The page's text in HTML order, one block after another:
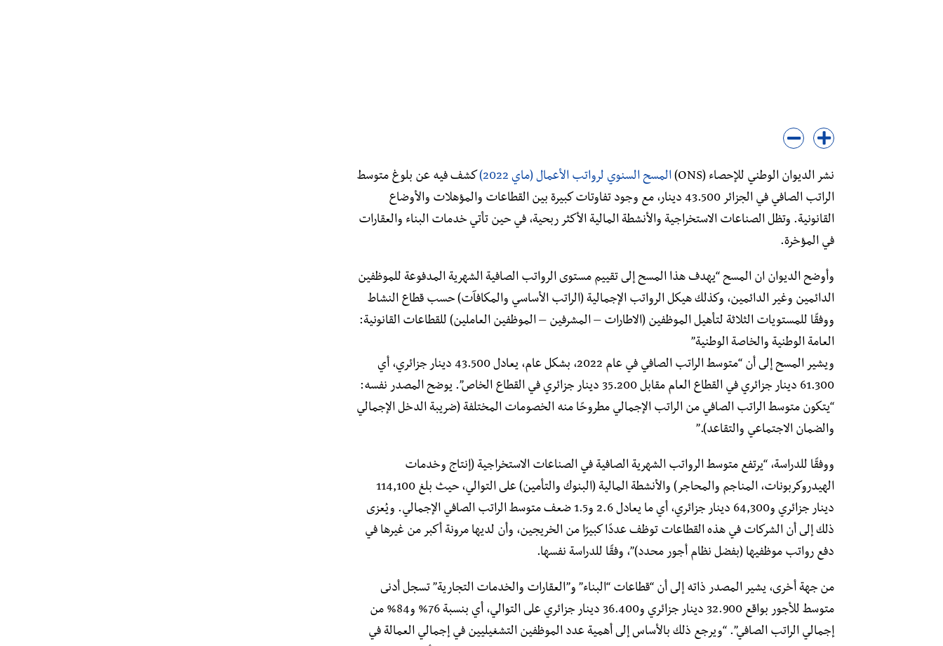
نشر الديوان الوطني للإحصاء (ONS) المسح السنوي لرواتب الأعمال (ماي 2022)
كشف فيه عن بلوغ متوسط ​​
الراتب الصافي في الجزائر 43.500 دينار، مع وجود تفاوتات كبيرة بين القطاعات والمؤهلات والأوضاع
القانونية. وتظل الصناعات الاستخراجية والأنشطة المالية الأكثر ربحية، في حين تأتي خدمات البناء والعقارات
في المؤخرة.
وأوضح الديوان ان المسح “يهدف هذا المسح إلى تقييم مستوى الرواتب الصافية الشهرية المدفوعة للموظفين
الدائمين وغير الدائمين، وكذلك هيكل الرواتب الإجمالية (الراتب الأساسي والمكافآت) حسب قطاع النشاط
ووفقًا للمستويات الثلاثة لتأهيل الموظفين (الاطارات – المشرفين – الموظفين العاملين) للقطاعات القانونية:
العامة الوطنية والخاصة الوطنية”
ويشير المسح إلى أن “متوسط ​​الراتب الصافي في عام 2022، بشكل عام، يعادل 43.500 دينار جزائري، أي
61.300 دينار جزائري في القطاع العام مقابل 35.200 دينار جزائري في القطاع الخاص”. يوضح المصدر نفسه:
“يتكون متوسط ​​الراتب الصافي من الراتب الإجمالي مطروحًا منه الخصومات المختلفة (ضريبة الدخل الإجمالي
والضمان الاجتماعي والتقاعد).”
ووفقًا للدراسة، “يرتفع متوسط ​​الرواتب الشهرية الصافية في الصناعات الاستخراجية (إنتاج وخدمات
الهيدروكربونات، المناجم والمحاجر) والأنشطة المالية (البنوك والتأمين) على التوالي، حيث بلغ 114,100
دينار جزائري و64,300 دينار جزائري، أي ما يعادل 2.6 و1.5 ضعف متوسط ​​الراتب الصافي الإجمالي. ويُعزى
ذلك إلى أن الشركات في هذه القطاعات توظف عددًا كبيرًا من الخريجين، وأن لديها مرونة أكبر من غيرها في
دفع رواتب موظفيها (بفضل نظام أجور محدد)”، وفقًا للدراسة نفسها.
من جهة أخرى، يشير المصدر ذاته إلى أن “قطاعات “البناء” و”العقارات والخدمات التجارية” تسجل أدنى
متوسط ​​للأجور بواقع 32.900 دينار جزائري و36.400 دينار جزائري على التوالي، أي بنسبة 76% و84% من
إجمالي الراتب الصافي”. “ويرجع ذلك بالأساس إلى أهمية عدد الموظفين التشغيليين في إجمالي العمالة في